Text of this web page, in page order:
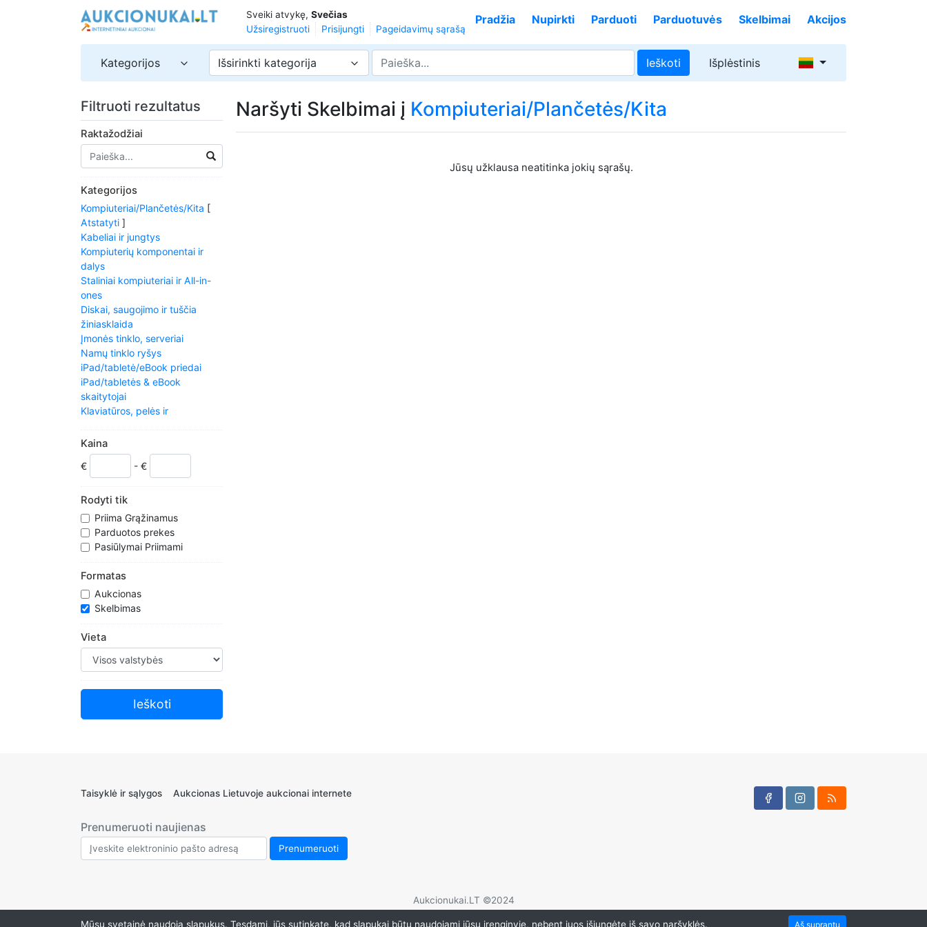
Sveiki atvykę, Svečias
Užsiregistruoti
Prisijungti Pageidavimų sąrašą
Pradžia Nupirkti Parduoti Parduotuvės Skelbimai Akcijos
Kategorijos Išsirinkti kategorija Ieškoti Išplėstinis
Filtruoti rezultatus
Raktažodžiai
Kategorijos
Kompiuteriai/Plančetės/Kita [
Atstatyti ]
Kabeliai ir jungtys
Kompiuterių komponentai ir
dalys
Staliniai kompiuteriai ir All-in-
ones
Diskai, saugojimo ir tuščia
žiniasklaida
Įmonės tinklo, serveriai
Namų tinklo ryšys
iPad/tabletė/eBook priedai
iPad/tabletės & eBook
skaitytojai
Klaviatūros, pelės ir
Laptop ir darbalaukio priedai
Nešiojamieji kompiuteriai ir
Internetiniu ̨ nešiojamieji
Monitoriai, projektoriai & ACCS.
Kita Kompiuterija ir tinklo
Energijos
apsauga/paskirstymas
Spausdintuvai, skaitytuvai &
Supplies
Derlius Kompiuterija
Kaina
€ - €
Rodyti tik
Priima Grąžinamus
Parduotos prekes
Pasiūlymai Priimami
Formatas
Aukcionas
Skelbimas
Vieta
Naršyti Skelbimai į Kompiuteriai/Plančetės/Kita
Jūsų užklausa neatitinka jokių sąrašų.
Taisyklė ir sąlygos Aukcionas Lietuvoje aukcionai internete
Prenumeruoti naujienas
Aukcionukai.LT ©2024
Mūsų svetainė naudoja slapukus. Tęsdami, jūs sutinkate, kad slapukai būtų naudojami jūsų įrenginyje, nebent juos išjungėte iš savo naršyklės. Aš suprantu